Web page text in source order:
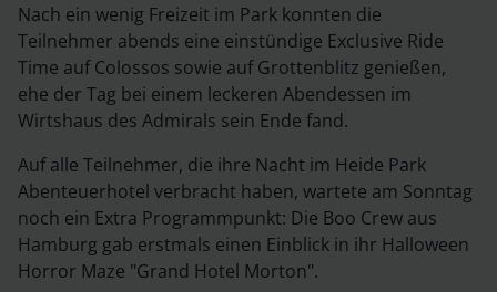
Nach ein wenig Freizeit im Park konnten die
Teilnehmer abends eine einstündige Exclusive Ride
Time auf Colossos sowie auf Grottenblitz genießen,
ehe der Tag bei einem leckeren Abendessen im
Wirtshaus des Admirals sein Ende fand.
Auf alle Teilnehmer, die ihre Nacht im Heide Park
Abenteuerhotel verbracht haben, wartete am Sonntag
noch ein Extra Programmpunkt: Die Boo Crew aus
Hamburg gab erstmals einen Einblick in ihr Halloween
Horror Maze "Grand Hotel Morton".